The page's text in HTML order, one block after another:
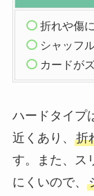
折れや傷
シャッフ
カードが
ハードタイプ
近くあり、 折
す。また、ス
にくいので、